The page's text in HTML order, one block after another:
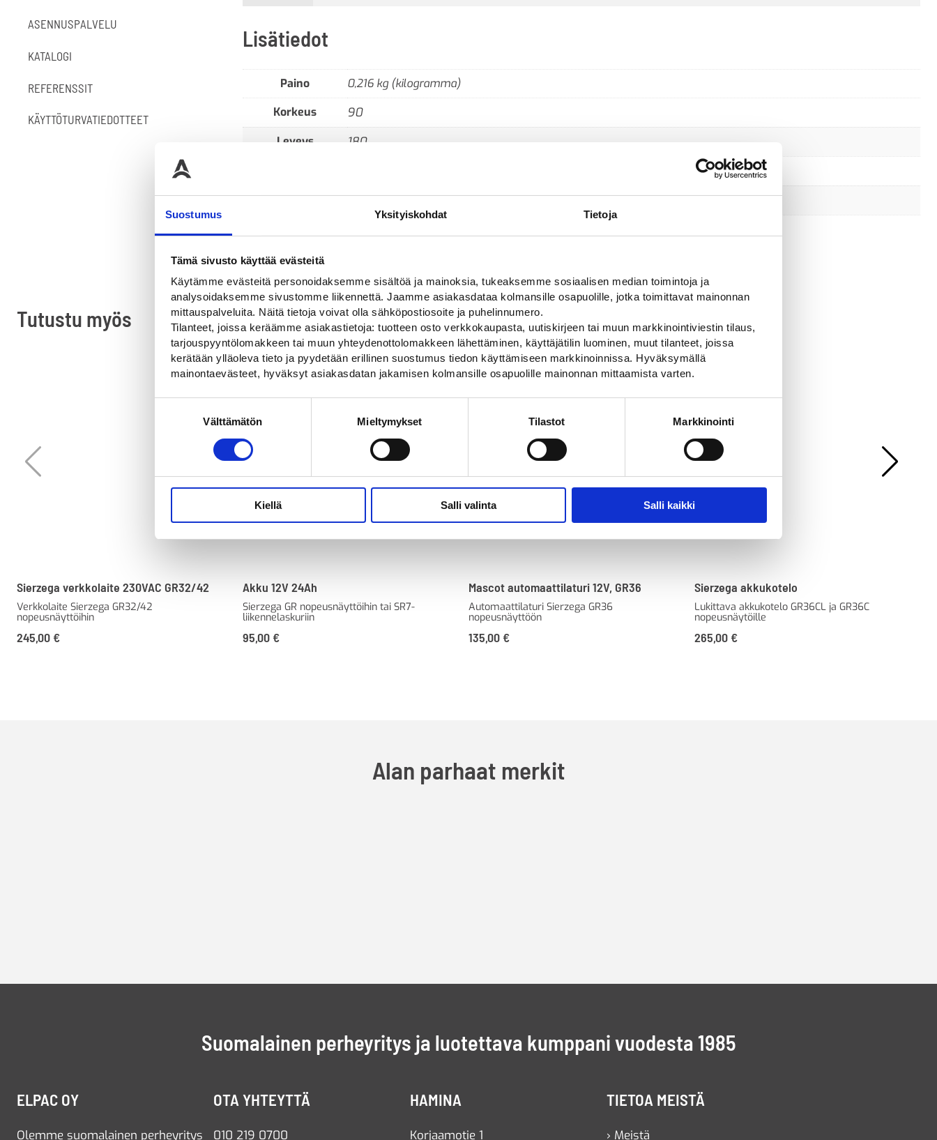
Suostumus Yksityiskohdat Tietoja
Tämä sivusto käyttää evästeitä
Käytämme evästeitä personoidaksemme sisältöä ja mainoksia, tukeaksemme sosiaalisen median toimintoja ja
analysoidaksemme sivustomme liikennettä. Jaamme asiakasdataa kolmansille osapuolille, jotka toimittavat mainonnan
mittauspalveluita. Näitä tietoja voivat olla sähköpostiosoite ja puhelinnumero.
Tilanteet, joissa keräämme asiakastietoja: tuotteen osto verkkokaupasta, uutiskirjeen tai muun markkinointiviestin tilaus,
tarjouspyyntölomakkeen tai muun yhteydenottolomakkeen lähettäminen, käyttäjätilin luominen, muut tilanteet, joissa
kerätään ylläoleva tieto ja pyydetään erillinen suostumus tiedon käyttämiseen markkinoinnissa. Hyväksymällä
mainontaevästeet, hyväksyt asiakasdatan jakamisen kolmansille osapuolille mainonnan mittaamista varten.
Välttämätön Mieltymykset Tilastot Markkinointi
Kiellä Salli valinta Salli kaikki
ASENNUSPALVELU
KATALOGI
REFERENSSIT
KÄYTTÖTURVATIEDOTTEET
Lisätiedot
Paino
0,216 kg (kilogramma)
Korkeus
90
Leveys 180
Pituus 25
Tutustu myös
Sierzega verkkolaite 230VAC GR32/42
Verkkolaite Sierzega GR32/42
nopeusnäyttöihin
245,00 €
Akku 12V 24Ah
Sierzega GR nopeusnäyttöihin tai SR7-
liikennelaskuriin
95,00 €
Mascot automaattilaturi 12V, GR36
Automaattilaturi Sierzega GR36
nopeusnäyttöön
135,00 €
Sierzega akkukotelo
Lukittava akkukotelo GR36CL ja GR36C
nopeusnäytöille
265,00 €
Alan parhaat merkit
Suomalainen perheyritys ja luotettava kumppani vuodesta 1985
ELPAC OY
Olemme suomalainen perheyritys
OTA YHTEYTTÄ
010 219 0700
HAMINA
Korjaamotie 1
TIETOA MEISTÄ
› Meistä